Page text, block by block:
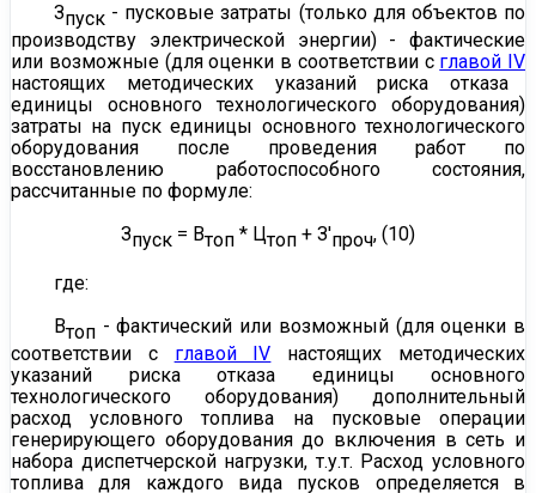
Зпуск - пусковые затраты (только для объектов по
производству электрической энергии) - фактические
или возможные (для оценки в соответствии с главой IV
настоящих методических указаний риска отказа
единицы основного технологического оборудования)
затраты на пуск единицы основного технологического
оборудования после проведения работ по
восстановлению работоспособного состояния,
рассчитанные по формуле:
Зпуск = Втоп * Цтоп + З'проч, (10)
где:
Втоп - фактический или возможный (для оценки в
соответствии с главой IV настоящих методических
указаний риска отказа единицы основного
технологического оборудования) дополнительный
расход условного топлива на пусковые операции
генерирующего оборудования до включения в сеть и
набора диспетчерской нагрузки, т.у.т. Расход условного
топлива для каждого вида пусков определяется в